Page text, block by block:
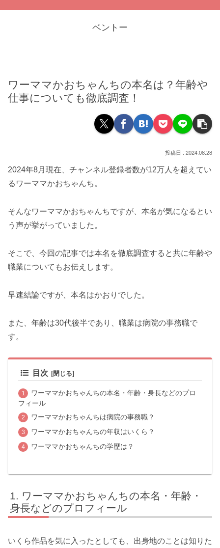
ベントー
ワーママかおちゃんちの本名は？年齢や
仕事についても徹底調査！
2024.08.28
2024年8月現在、チャンネル登録者数が12万人を超えてい
るワーママかおちゃんち。
そんなワーママかおちゃんちですが、本名が気になるとい
う声が挙がっていました。
そこで、今回の記事では本名を徹底調査すると共に年齢や
職業についてもお伝えします。
早速結論ですが、本名はかおりでした。
また、年齢は30代後半であり、職業は病院の事務職で
す。
目次
ワーママかおちゃんちの本名・年齢・身長などのプロ
フィール
ワーママかおちゃんちは病院の事務職？
ワーママかおちゃんちの年収はいくら？
ワーママかおちゃんちの学歴は？
ワーママかおちゃんちの本名・年齢・
身長などのプロフィール
いくら作品を気に入ったとしても、出身地のことは知りた